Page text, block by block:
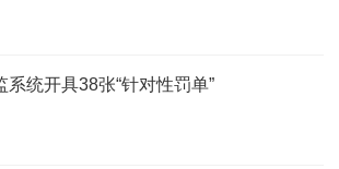
统开具38张“针对性罚单”